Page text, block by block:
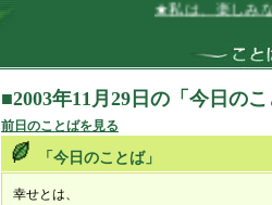
★私は、楽しみな
■2003年11月29日の「今日の
前日のことばを見る
「今日のことば」
幸せとは、